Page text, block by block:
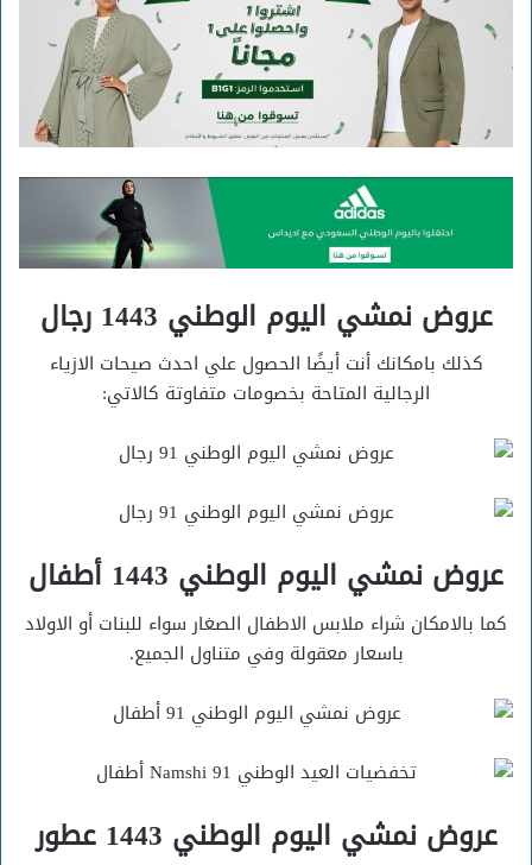
عروض نمشي اليوم الوطني 1443 رجال
كذلك بامكانك أنت أيضًا الحصول علي احدث صيحات الازياء
الرجالية المتاحة بخصومات متفاوتة كالاتي:
عروض نمشي اليوم الوطني 1443 أطفال
كما بالامكان شراء ملابس الاطفال الصغار سواء للبنات أو الاولاد
باسعار معقولة وفي متناول الجميع.
عروض نمشي اليوم الوطني 1443 عطور